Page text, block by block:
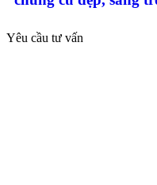
Yêu cầu tư vấn